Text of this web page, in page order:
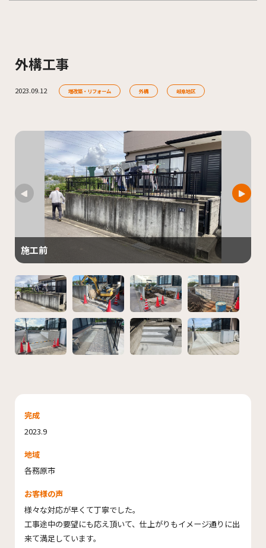
外構工事
2023.09.12 増改築・リフォーム 外構 岐阜地区
施工前
完成
2023.9
地域
各務原市
お客様の声
様々な対応が早くて丁寧でした。
工事途中の要望にも応え頂いて、仕上がりもイメージ通りに出
来て満足しています。